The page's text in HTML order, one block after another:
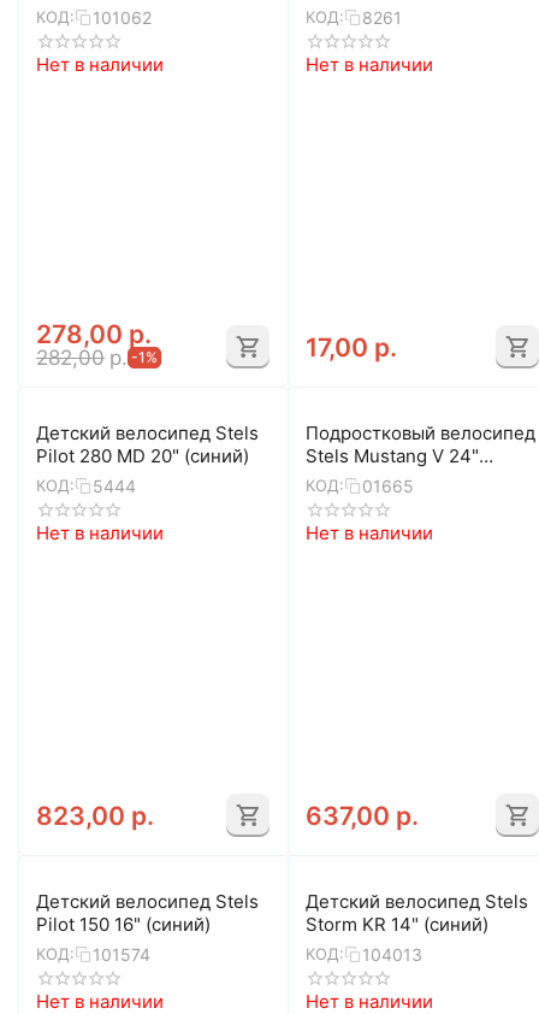
КОД: 101062
Нет в наличии
278,00 р.
282,00 р. -1%
КОД: 8261
Нет в наличии
17,00 р.
Детский велосипед Stels
Pilot 280 MD 20" (синий)
КОД: 5444
Нет в наличии
823,00 р.
Подростковый велосипед
Stels Mustang V 24"
(неоновый-красный)
КОД: 01665
Нет в наличии
637,00 р.
Детский велосипед Stels
Pilot 150 16" (синий)
КОД: 101574
Нет в наличии
Детский велосипед Stels
Storm KR 14" (синий)
КОД: 104013
Нет в наличии